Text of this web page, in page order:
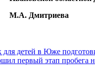
М.А. Дмитриева
для детей в Юже
первый этап пробега